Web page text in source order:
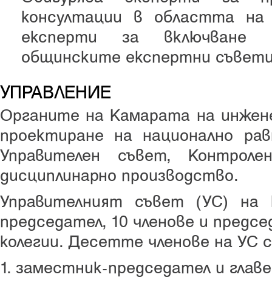
консултации в областта
експерти за включване
общинските експертни
УПРАВЛЕНИЕ
Органите на Камарата на
проектиране на национално
Управителен съвет,
дисциплинарно производство.
Управителният съвет (УС)
председател, 10 членове и
колегии. Десетте членове на УС
1. заместник-председател и